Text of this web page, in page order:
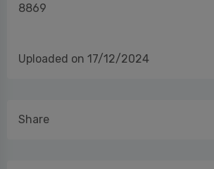
8869
Uploaded on 17/12/2024
Share